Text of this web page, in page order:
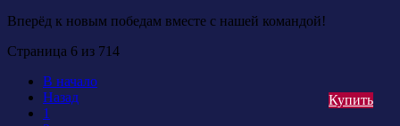
Вперёд к новым победам вместе с нашей командой!
Страница 6 из 714
В начало
Назад
1
Купить